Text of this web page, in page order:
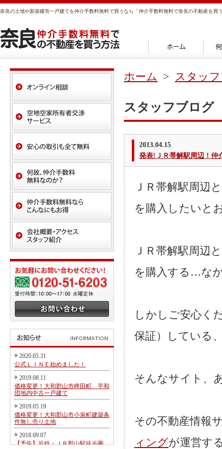
奈良の土地や新築建売一戸建てを仲介手数料無料で買うなら「仲介手数料無料で奈良の不動産を買
2020.05.31
公式ＬＩＮＥ始めました！
2019.08.11
価格変更！大和郡山市稗田町 平和
団地内中古一戸建て
2019.05.19
価格変更！大和郡山市小泉町建築条
件無し売り土地
2018.09.07
【予告】近鉄・ＪＲ郡山駅徒歩圏、
ホーム > スタッ
スタッフブログ
2013.04.15
発表!ＪＲ帯解駅周辺！仲
ＪＲ帯解駅周辺
を購入したいと
ＪＲ帯解駅周辺
を購入する…な
しかしご安心く
保証）している
そんなサイト、
その不動産情報
ィングが運営す